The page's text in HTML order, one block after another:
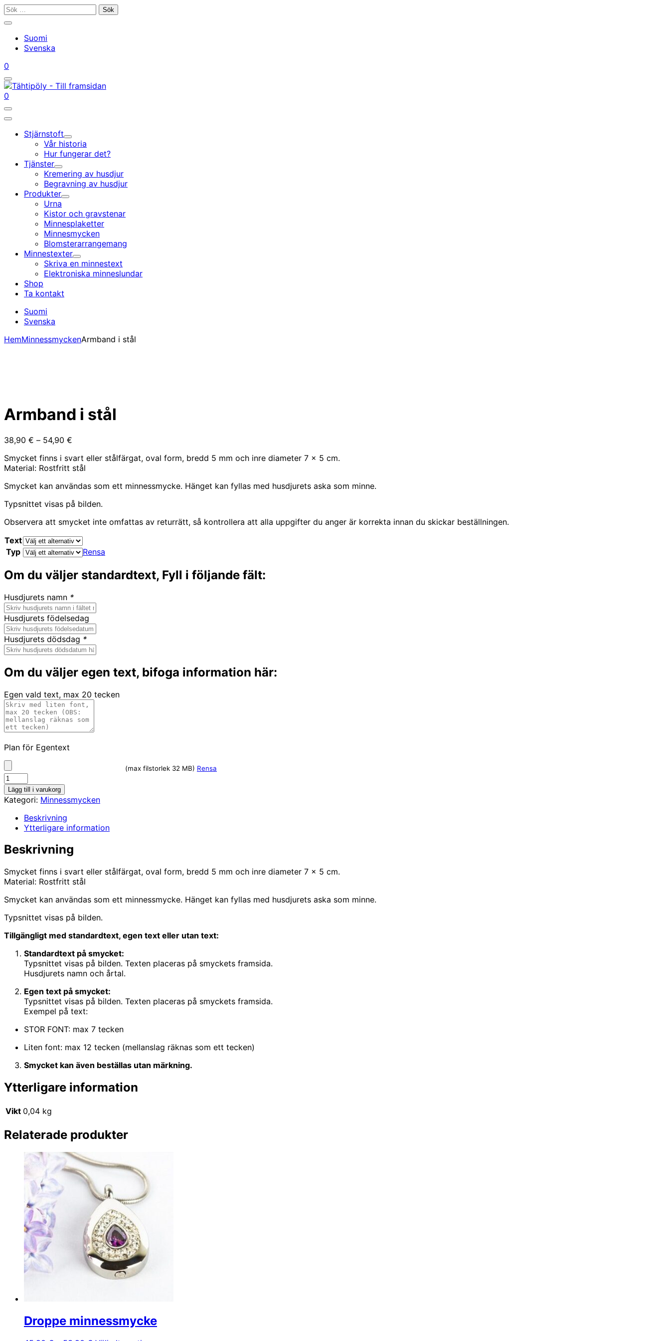
Gå
Sök
Stäng
sökfältetSuomi
Svenska
Mitt
konto
Din
vagn
0
Öppna/stäng
sökfältet
Mitt
konto
Din
vagn
0
Öppna/stäng
sökfältet
Huvudmeny
Stjärnstoft
Undermeny
Vår historia
Hur fungerar det?
Tjänster
Undermeny
Kremering av husdjur
Begravning av husdjur
Produkter
Undermeny
Urna
Kistor och gravstenar
Minnesplaketter
Minnesmycken
Blomsterarrangemang
Minnestexter
Undermeny
Skriva en minnestext
Elektroniska minnes­lundar
Shop
Ta kontakt
Suomi
Svenska
HemMinnessmyckenArmband i stål
Armband i stål
38,90 € – 54,90 €
till
54,90 €
Smycket finns i svart eller stålfärgat, oval form, bredd 5 mm och inre diameter 7 x 5 cm.
Material: Rostfritt stål
Smycket kan användas som ett minnessmycke. Hänget kan fyllas med husdjurets aska som minne.
Typsnittet visas på bilden.
Observera att smycket inte omfattas av returrätt, så kontrollera att alla uppgifter du anger är korrekta innan du skickar beställningen.
Text
Typ
Rensa
Om du väljer standardtext, Fyll i följande fält:
Husdjurets namn *
Husdjurets födelsedag
Husdjurets dödsdag *
Om du väljer egen text, bifoga information här:
Egen vald text, max 20 tecken
Mönster
Med
reservation.
Plan för Egentext
(max filstorlek 32 MB) Rensa
Armband
i
stål
mängd
Lägg till i varukorg
Kategori: Minnessmycken
Beskrivning
Ytterligare information
Beskrivning
Smycket finns i svart eller stålfärgat, oval form, bredd 5 mm och inre diameter 7 x 5 cm.
Material: Rostfritt stål
Smycket kan användas som ett minnessmycke. Hänget kan fyllas med husdjurets aska som minne.
Typsnittet visas på bilden.
Tillgängligt med standardtext, egen text eller utan text:
Standardtext på smycket:
Typsnittet visas på bilden. Texten placeras på smyckets framsida.
Husdjurets namn och årtal.
Egen text på smycket:
Typsnittet visas på bilden. Texten placeras på smyckets framsida.
Exempel på text:
STOR FONT: max 7 tecken
Liten font: max 12 tecken (mellanslag räknas som ett tecken)
Smycket kan även beställas utan märkning.
Ytterligare information
Vikt 0,04 kg
Relaterade produkter
Droppe minnessmycke